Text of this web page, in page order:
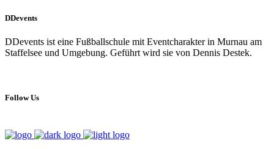
DDevents
DDevents ist eine Fußballschule mit Eventcharakter in Murnau am
Staffelsee und Umgebung. Geführt wird sie von Dennis Destek.
Follow Us